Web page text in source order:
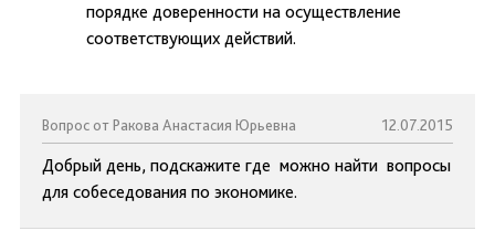
порядке доверенности на осуществление
соответствующих действий.
Вопрос от Ракова Анастасия Юрьевна 12.07.2015
Добрый день, подскажите где можно найти вопросы
для собеседования по экономике.